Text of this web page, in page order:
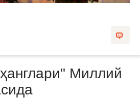
Миллий